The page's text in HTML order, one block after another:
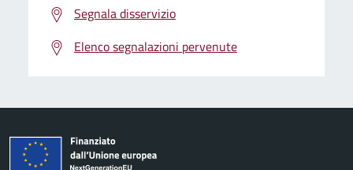
Segnala disservizio
Elenco segnalazioni pervenute